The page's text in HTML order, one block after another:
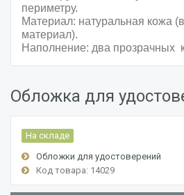
периметру.
Материал: натуральная кожа
материал).
Наполнение: два прозрачных
Обложка для
На складе
Обложки для удостоверений
Код товара: 14029